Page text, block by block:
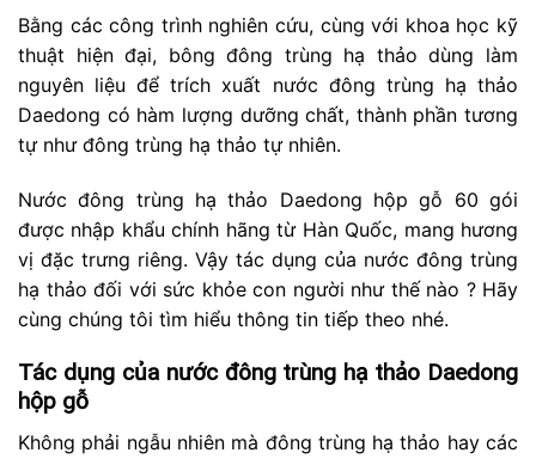
Bằng các công trình nghiên cứu, cùng với khoa học kỹ
thuật hiện đại, bông đông trùng hạ thảo dùng làm
nguyên liệu để trích xuất nước đông trùng hạ thảo
Daedong có hàm lượng dưỡng chất, thành phần tương
tự như đông trùng hạ thảo tự nhiên.
Nước đông trùng hạ thảo Daedong hộp gỗ 60 gói
được nhập khẩu chính hãng từ Hàn Quốc, mang hương
vị đặc trưng riêng. Vậy tác dụng của nước đông trùng
hạ thảo đối với sức khỏe con người như thế nào ? Hãy
cùng chúng tôi tìm hiểu thông tin tiếp theo nhé.
Tác dụng của nước đông trùng hạ thảo Daedong
hộp gỗ
Không phải ngẫu nhiên mà đông trùng hạ thảo hay các